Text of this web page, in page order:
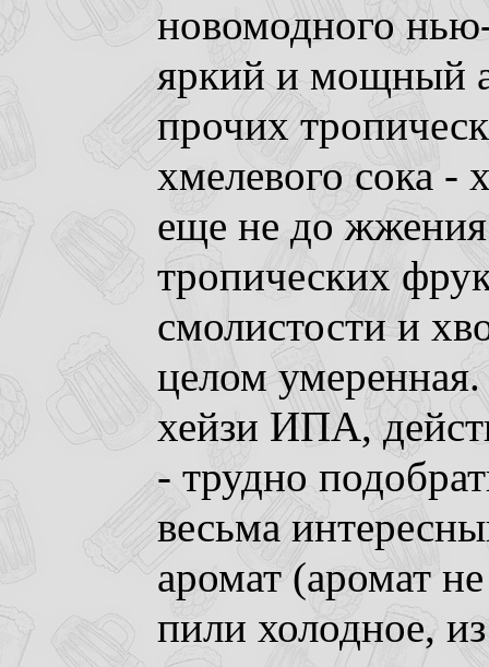
новомодного
яркий и мощный
прочих
хмелевого сока -
еще не до
тропических
смолистости и
целом
хейзи ИПА,
- трудно
весьма
аромат (аромат
пили холодное,